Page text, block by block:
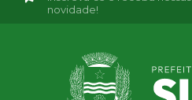
novidade!